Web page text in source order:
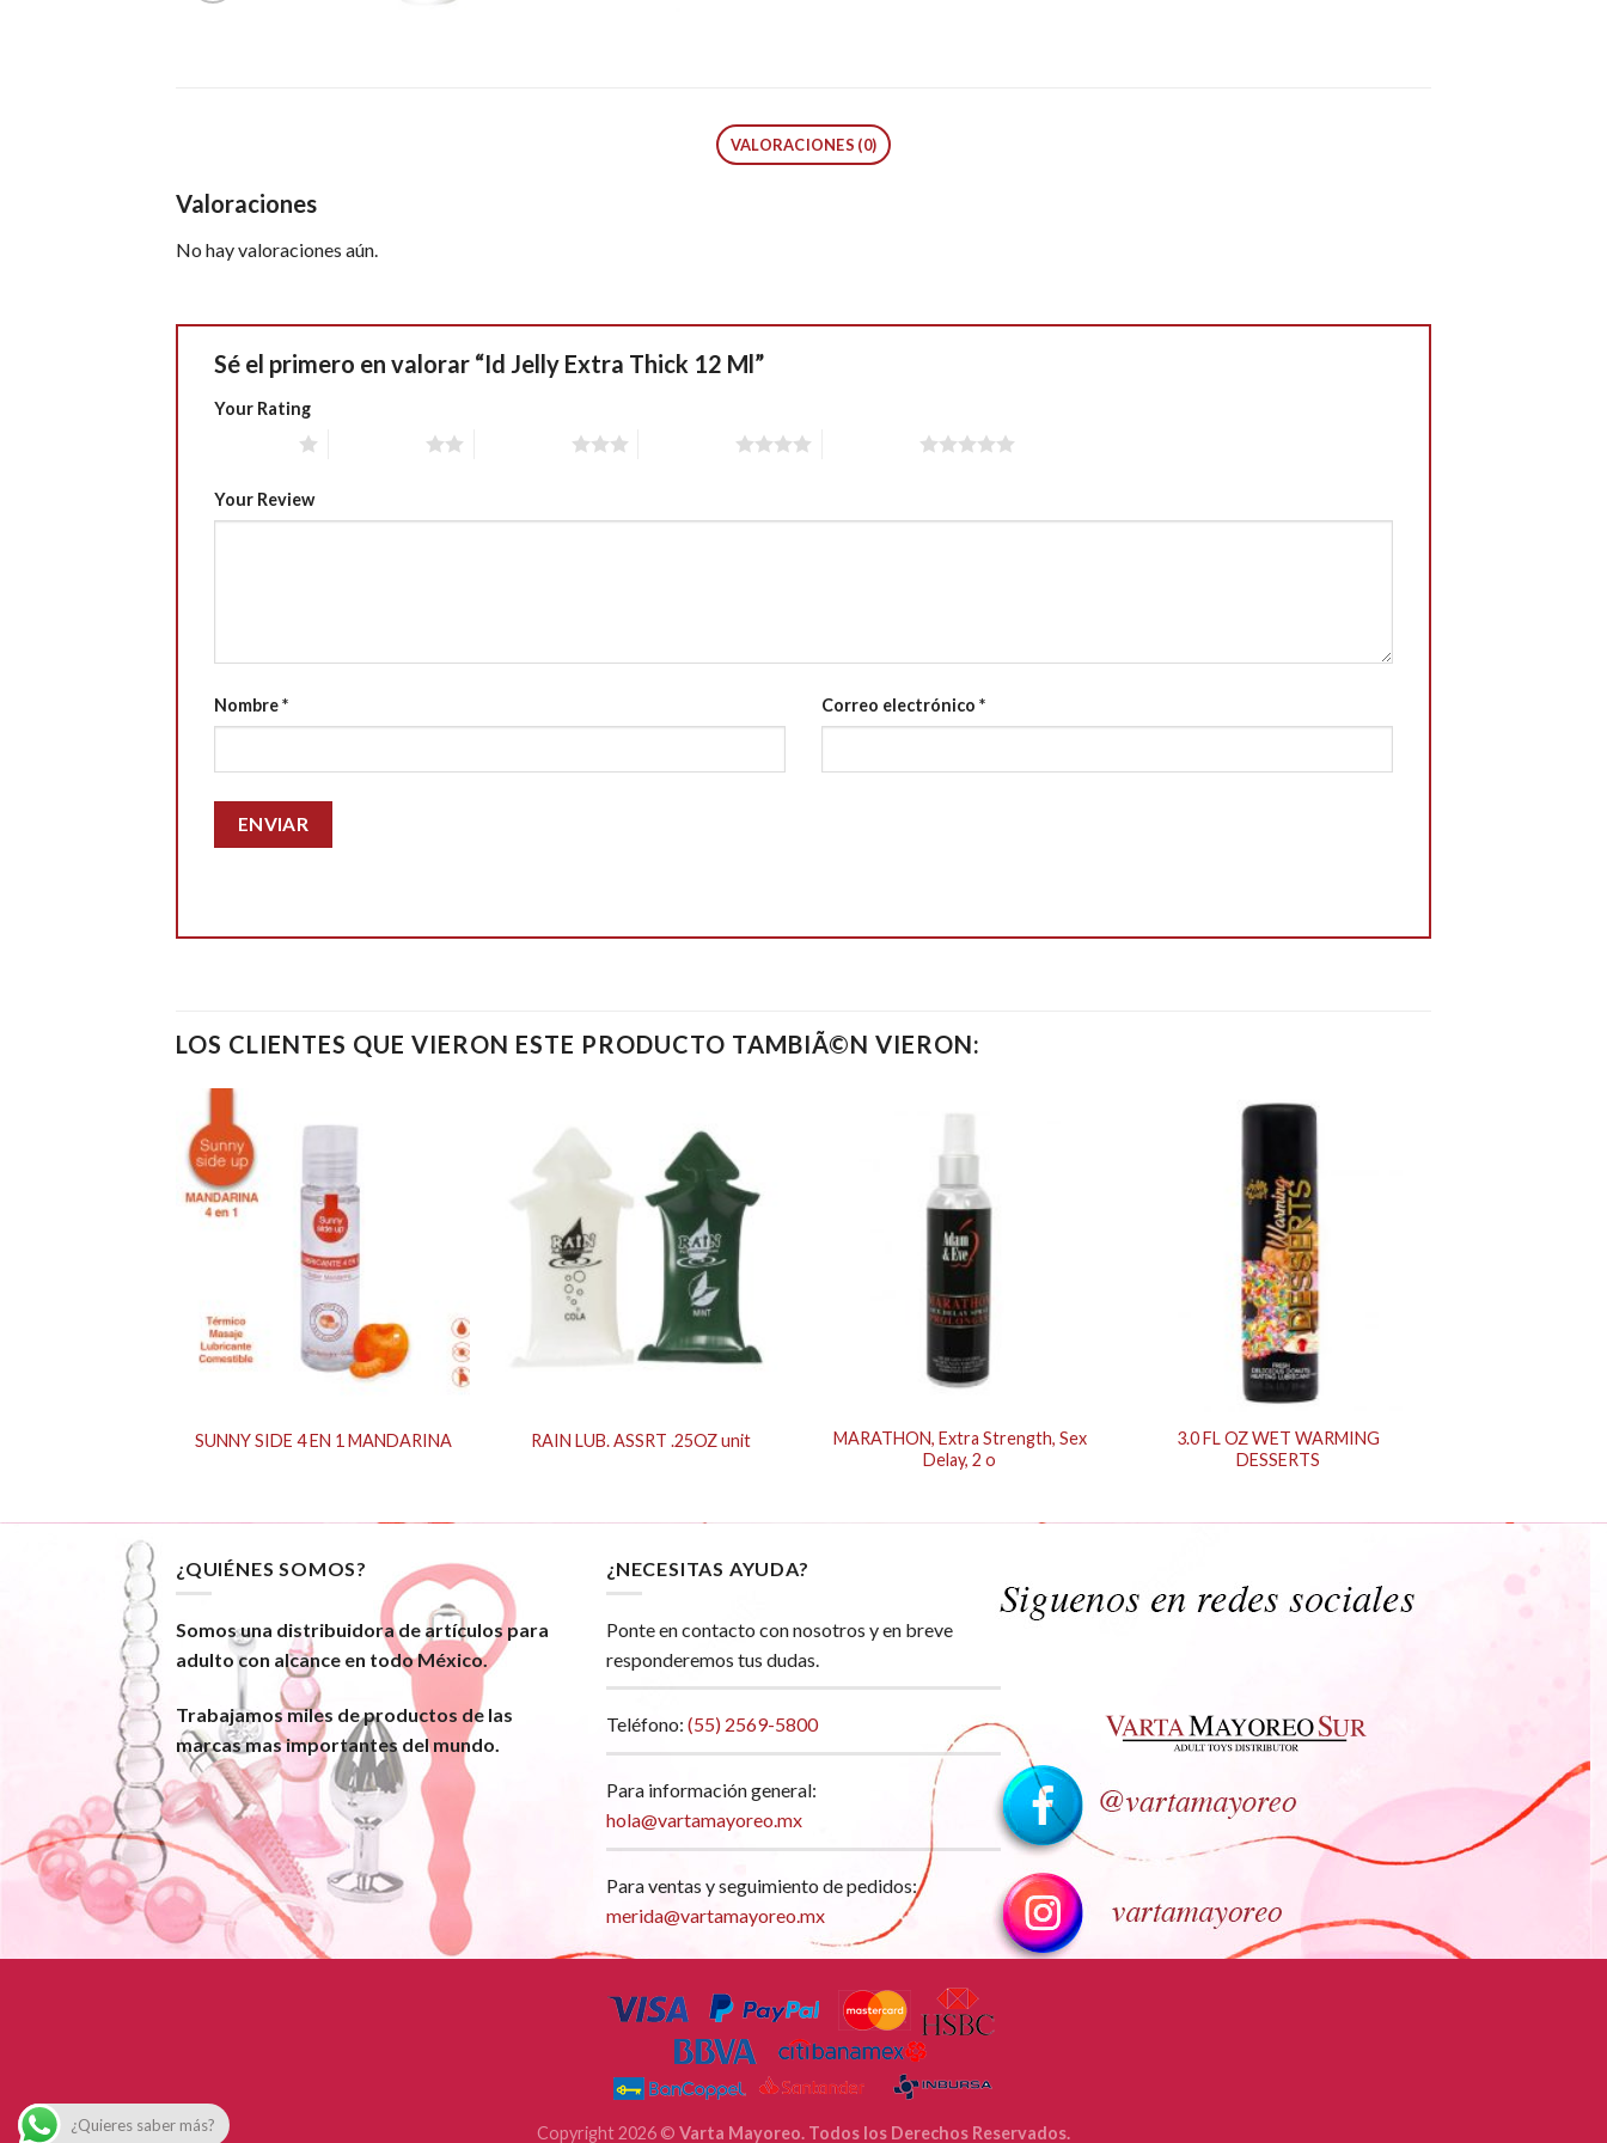
VALORACIONES (0)
Valoraciones
No hay valoraciones aún.
Sé el primero en valorar “Id Jelly Extra Thick 12 Ml”
Your Rating
Your Review
Nombre* Correo electrónico *
LOS CLIENTES QUE VIERON ESTE PRODUCTO TAMBIÃ©N VIERON:
SUNNY SIDE 4 EN 1 MANDARINA RAIN LUB. ASSRT .25OZ unit
MARATHON, Extra Strength, Sex
Delay, 2 o
3.0 FL OZ WET WARMING
DESSERTS
¿QUIÉNES SOMOS?
Somos una distribuidora de artículos para
adulto con alcance en todo México.
Trabajamos miles de productos de las
marcas mas importantes del mundo.
¿NECESITAS AYUDA?
Ponte en contacto con nosotros y en breve
responderemos tus dudas.
Teléfono: (55) 2569-5800
Para información general:
hola@vartamayoreo.mx
Para ventas y seguimiento de pedidos:
merida@vartamayoreo.mx
Copyright 2026 © Varta Mayoreo. Todos los Derechos Reservados.
¿Quieres saber más?